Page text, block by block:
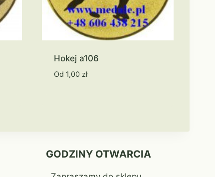
Hokej a106
Od 1,00 zł
GODZINY OTWARCIA